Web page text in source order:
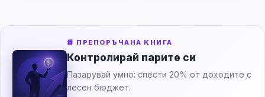
📘 ПРЕПОРЪЧАНА КНИГА
Контролирай парите си
Пазарувай умно: спести 20% от доходите с
лесен бюджет.